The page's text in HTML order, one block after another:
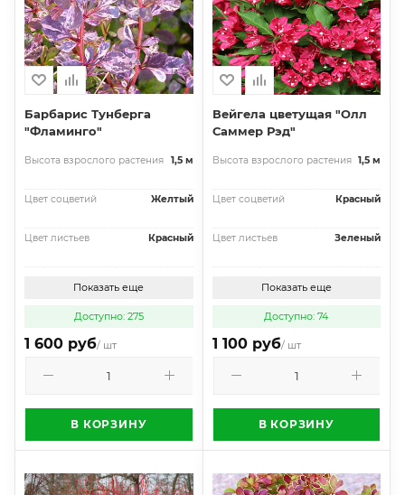
Барбарис Тунберга
"Фламинго"
Высота взрослого растения 1,5 м
Цвет соцветий Желтый
Цвет листьев Красный
Показать еще
Доступно: 275
1 600 руб/ шт
В КОРЗИНУ
Вейгела цветущая "Олл
Саммер Рэд"
Высота взрослого растения 1,5 м
Цвет соцветий Красный
Цвет листьев Зеленый
Показать еще
Доступно: 74
1 100 руб/ шт
В КОРЗИНУ